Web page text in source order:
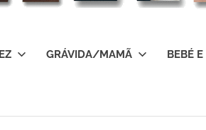
GRÁVIDA/MAMÃ BEBÉ